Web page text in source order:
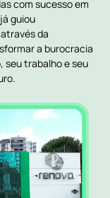
com sucesso em
guiou
da
a burocracia
seu trabalho e seu